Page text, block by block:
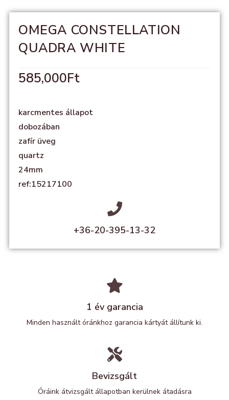
OMEGA CONSTELLATION
QUADRA WHITE
585,000Ft
karcmentes állapot
dobozában
zafír üveg
quartz
24mm
ref:15217100
+36-20-395-13-32
1 év garancia
Minden használt óránkhoz garancia kártyát állítunk ki.
Bevizsgált
Óráink átvizsgált állapotban kerülnek átadásra